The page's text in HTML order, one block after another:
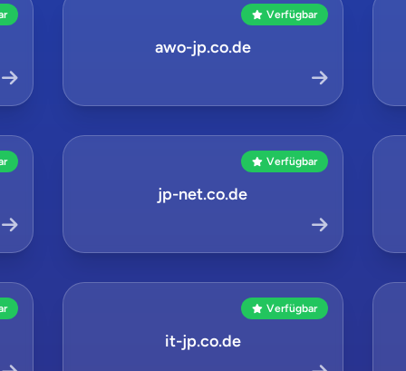
Verfügbar
awo-jp.co.de
Verfügbar
jp-net.co.de
Verfügbar
it-jp.co.de